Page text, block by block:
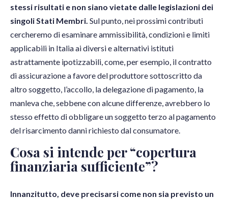
stessi risultati e non siano vietate dalle legislazioni dei
singoli Stati Membri. Sul punto, nei prossimi contributi
cercheremo di esaminare ammissibilità, condizioni e limiti
applicabili in Italia ai diversi e alternativi istituti
astrattamente ipotizzabili, come, per esempio, il contratto
di assicurazione a favore del produttore sottoscritto da
altro soggetto, l’accollo, la delegazione di pagamento, la
manleva che, sebbene con alcune differenze, avrebbero lo
stesso effetto di obbligare un soggetto terzo al pagamento
del risarcimento danni richiesto dal consumatore.
Cosa si intende per “copertura
finanziaria sufficiente”?
Innanzitutto, deve precisarsi come non sia previsto un